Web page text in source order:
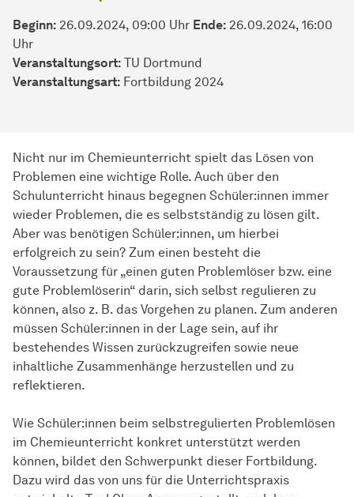
Beginn: 26.09.2024, 09:00 Uhr Ende: 26.09.2024, 16:00
Uhr
Veranstaltungsort: TU Dortmund
Veran­stal­tungs­art: Fortbildung 2024
Nicht nur im Chemieunterricht spielt das Lösen von
Problemen eine wichtige Rolle. Auch über den
Schulunterricht hinaus begegnen Schüler:innen immer
wieder Problemen, die es selbstständig zu lösen gilt.
Aber was benötigen Schüler:innen, um hierbei
erfolgreich zu sein? Zum einen besteht die
Voraussetzung für „einen guten Problemlöser bzw. eine
gute Problemlöserin“ darin, sich selbst regulieren zu
können, also z. B. das Vorgehen zu planen. Zum anderen
müssen Schüler:innen in der Lage sein, auf ihr
bestehendes Wissen zurückzugreifen sowie neue
inhaltliche Zusammenhänge herzustellen und zu
reflektieren.
Wie Schüler:innen beim selbstregulierten Problemlösen
im Chemieunterricht konkret unterstützt werden
können, bildet den Schwerpunkt dieser Fortbildung.
Dazu wird das von uns für die Unterrichtspraxis